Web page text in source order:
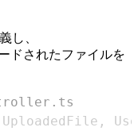
し、
ドされたファイルを
UploadedFile ,